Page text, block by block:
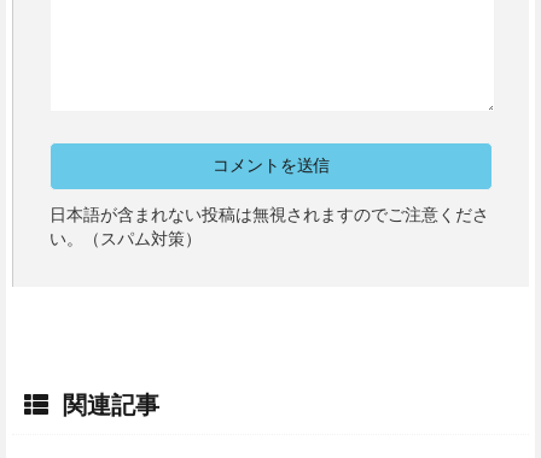
日本語が含まれない投稿は無視されますのでご注意くださ
い。（スパム対策）
関連記事